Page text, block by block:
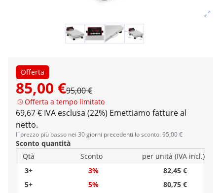
Offerta
85,00 €95,00 €
Offerta a tempo limitato
69,67 € IVA esclusa (22%) Emettiamo fatture al
netto.
Il prezzo più basso nei 30 giorni precedenti lo sconto: 95,00 €
Sconto quantità
Qtà
Sconto
per unità (IVA incl.)
3+
3%
82,45 €
5+
5%
80,75 €